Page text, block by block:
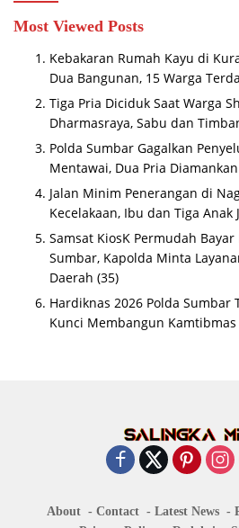
Most Viewed Posts
Kebakaran Rumah Kayu di
Dua Bangunan, 15 Warga
Tiga Pria Diciduk Saat Warga
Dharmasraya, Sabu dan
Polda Sumbar Gagalkan
Mentawai, Dua Pria Diamankan
Jalan Minim Penerangan di
Kecelakaan, Ibu dan Tiga Anak
Samsat KiosK Permudah
Sumbar, Kapolda Minta
Daerah (35)
Hardiknas 2026 Polda Sumbar
Kunci Membangun
About Contact Latest News